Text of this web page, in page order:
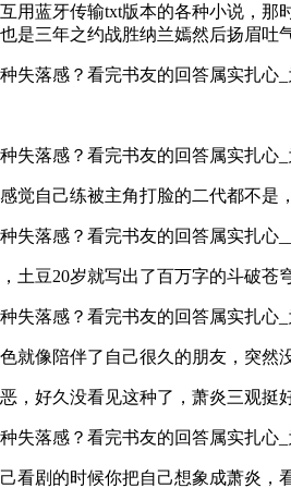
用蓝牙传输txt版本的各种小说，
是三年之约战胜纳兰嫣然后扬眉
觉自己练被主角打脸的二代都不
土豆20岁就写出了百万字的斗破苍
就像陪伴了自己很久的朋友，突然
，好久没看见这种了，萧炎三观
看剧的时候你把自己想象成萧炎